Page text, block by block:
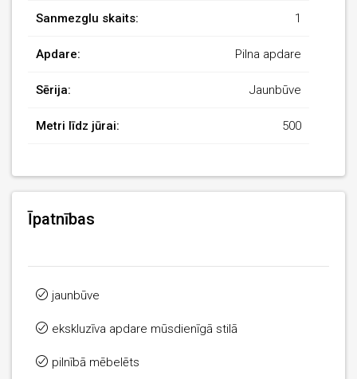
Sanmezglu skaits: 1
Apdare: Pilna apdare
Sērija: Jaunbūve
Metri līdz jūrai: 500
Īpatnības
jaunbūve
ekskluzīva apdare mūsdienīgā stilā
pilnībā mēbelēts